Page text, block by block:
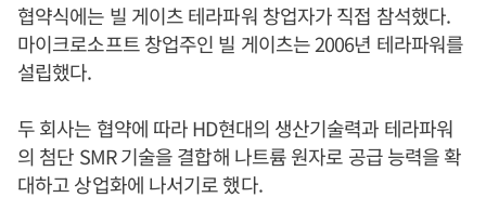
협약식에는 빌 게이츠 테라파워 창업자가 직접 참석했다.
마이크로소프트 창업주인 빌 게이츠는 2006년 테라파워를
설립했다.
두 회사는 협약에 따라 HD현대의 생산기술력과 테라파워
의 첨단 SMR 기술을 결합해 나트륨 원자로 공급 능력을 확
대하고 상업화에 나서기로 했다.